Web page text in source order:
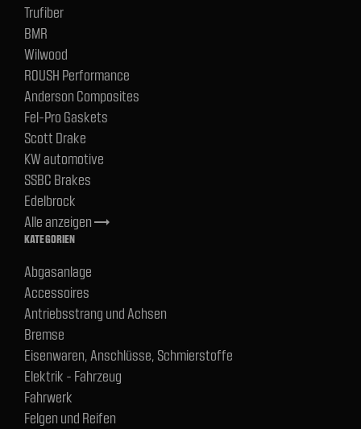
Trufiber
BMR
Wilwood
ROUSH Performance
Anderson Composites
Fel-Pro Gaskets
Scott Drake
KW automotive
SSBC Brakes
Edelbrock
Alle anzeigentrending_flat
KATEGORIEN
Abgasanlage
Accessoires
Antriebsstrang und Achsen
Bremse
Eisenwaren, Anschlüsse, Schmierstoffe
Elektrik - Fahrzeug
Fahrwerk
Felgen und Reifen